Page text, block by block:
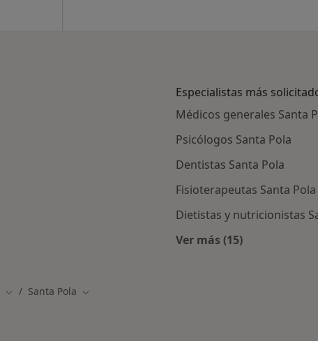
Especialistas más
Médicos generales Santa
Psicólogos Santa Pola
Dentistas Santa Pola
Fisioterapeutas Santa Pola
Dietistas y nutricionistas
Ver más (15)
Cambiar de ciudad
Santa Pola Cambiar de ciudad